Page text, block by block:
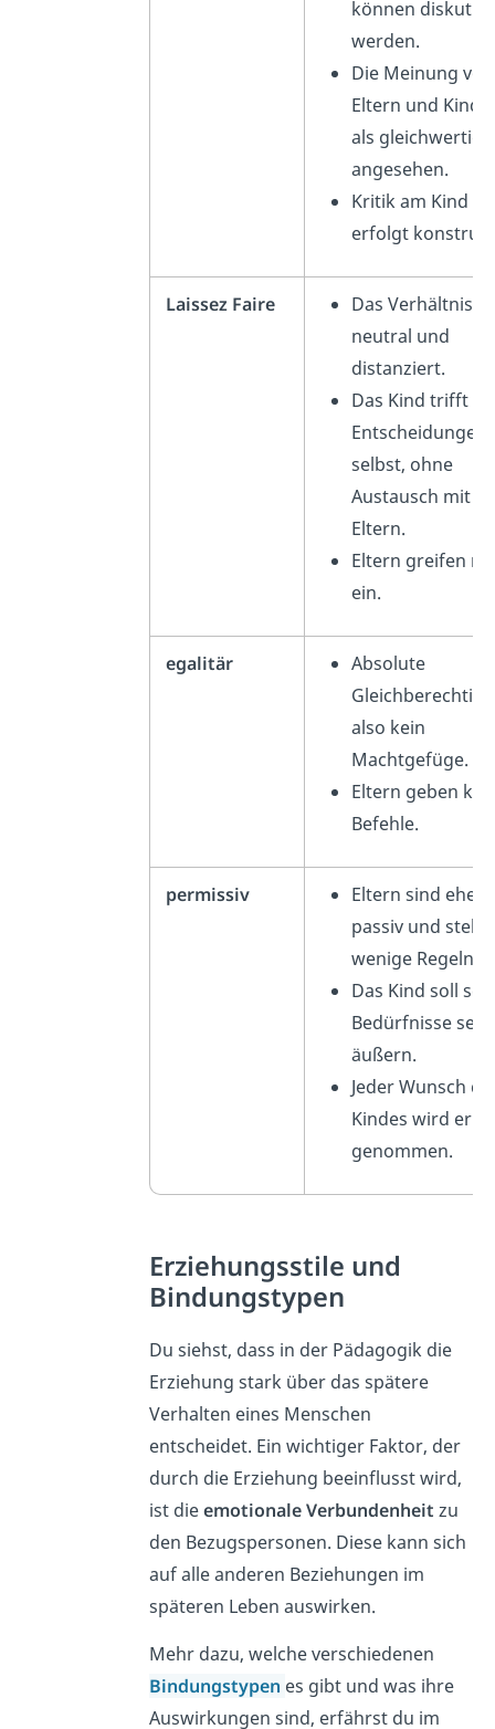
können
werden.
Die Meinung von
Eltern und Kind
als gleichwertig
angesehen.
Kritik am Kind
erfolgt
Laissez Faire
Das Verhältnis
neutral und
distanziert.
Das Kind trifft
Entscheidungen
selbst, ohne
Austausch mit
Eltern.
Eltern greifen
ein.
egalitär
Absolute
also kein
Machtgefüge.
Eltern geben
Befehle.
permissiv
Eltern sind eher
passiv und
wenige Regeln
Das Kind soll
Bedürfnisse
äußern.
Jeder Wunsch
Kindes wird
genommen.
Erziehungsstile und
Bindungstypen
Du siehst, dass in der Pädagogik die
Erziehung stark über das spätere
Verhalten eines Menschen
entscheidet. Ein wichtiger Faktor, der
durch die Erziehung beeinflusst wird,
ist dieemotionale Verbundenheit zu
den Bezugspersonen. Diese kann sich
auf alle anderen Beziehungen im
späteren Leben auswirken.
Mehr dazu, welche verschiedenen
Bindungstypen es gibt und was ihre
Auswirkungen sind, erfährst du im